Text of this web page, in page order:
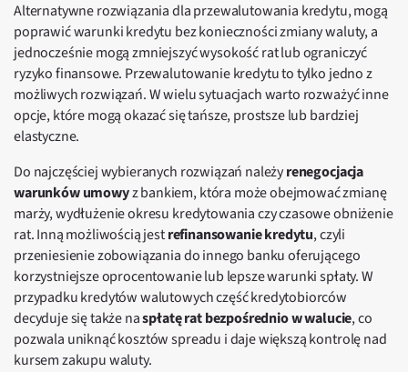
Alternatywne rozwiązania dla przewalutowania kredytu, mogą
poprawić warunki kredytu bez konieczności zmiany waluty, a
jednocześnie mogą zmniejszyć wysokość rat lub ograniczyć
ryzyko finansowe. Przewalutowanie kredytu to tylko jedno z
możliwych rozwiązań. W wielu sytuacjach warto rozważyć inne
opcje, które mogą okazać się tańsze, prostsze lub bardziej
elastyczne.
Do najczęściej wybieranych rozwiązań należyrenegocjacja
warunków umowyz bankiem, która może obejmować zmianę
marży, wydłużenie okresu kredytowania czy czasowe obniżenie
rat. Inną możliwością jestrefinansowanie kredytu, czyli
przeniesienie zobowiązania do innego banku oferującego
korzystniejsze oprocentowanie lub lepsze warunki spłaty. W
przypadku kredytów walutowych część kredytobiorców
decyduje się także naspłatę rat bezpośrednio w walucie, co
pozwala uniknąć kosztów spreadu i daje większą kontrolę nad
kursem zakupu waluty.